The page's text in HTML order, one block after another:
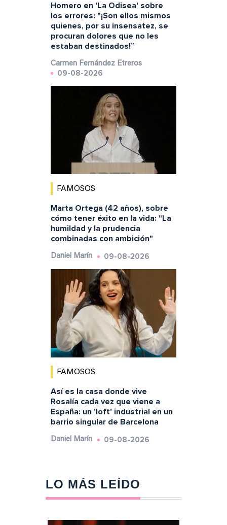
Homero en 'La Odisea' sobre
los errores: "¡Son ellos mismos
quienes, por su insensatez, se
procuran dolores que no les
estaban destinados!”
Carmen Fernández Etreros
09-08-2026
FAMOSOS
Marta Ortega (42 años), sobre
cómo tener éxito en la vida: "La
humildad y la prudencia
combinadas con ambición"
Daniel Marín 09-08-2026
FAMOSOS
Así es la casa donde vive
Rosalía cada vez que viene a
España: un 'loft' industrial en un
barrio singular de Barcelona
Daniel Marín 09-08-2026
LO MÁS LEÍDO